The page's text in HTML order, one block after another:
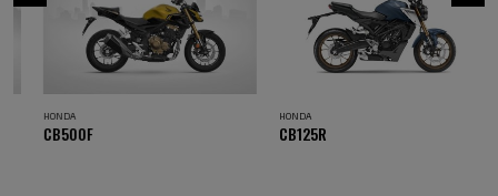
HONDA
CB500F
HONDA
CB125R